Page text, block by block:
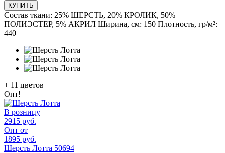
КУПИТЬ
Состав ткани: 25% ШЕРСТЬ, 20% КРОЛИК, 50%
ПОЛИЭСТЕР, 5% АКРИЛ Ширина, см: 150 Плотность, гр/м²:
440
+ 11 цветов
Опт!
В розницу
2915 руб.
Опт от
1895 руб.
Шерсть Лотта 50694